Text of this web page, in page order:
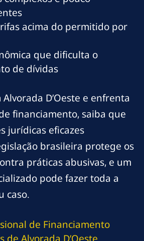
acima do permitido por
que dificulta o
de dívidas
Alvorada D’Oeste e enfrenta
financiamento, saiba que
jurídicas eficazes
brasileira protege os
práticas abusivas, e um
pode fazer toda a
caso.
de Financiamento